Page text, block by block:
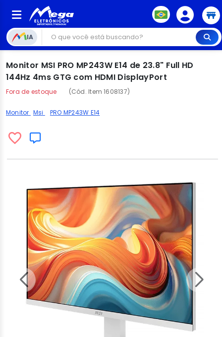
IA
Monitor MSI PRO MP243W E14 de 23.8" Full HD
144Hz 4ms GTG com HDMI DisplayPort
Fora de estoque (Cód. Item 1608137)
Monitor Msi PRO MP243W E14